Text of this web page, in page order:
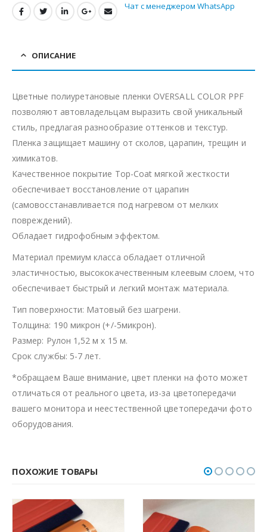
Чат с менеджером WhatsApp
ОПИСАНИЕ
Цветные полиуретановые пленки OVERSALL COLOR PPF
позволяют автовладельцам выразить свой уникальный
стиль, предлагая разнообразие оттенков и текстур.
Пленка защищает машину от сколов, царапин, трещин и
химикатов.
Качественное покрытие Top-Coat мягкой жесткости
обеспечивает восстановление от царапин
(самовосстанавливается под нагревом от мелких
повреждений).
Обладает гидрофобным эффектом.
Материал премиум класса обладает отличной
эластичностью, высококачественным клеевым слоем, что
обеспечивает быстрый и легкий монтаж материала.
Тип поверхности: Матовый без шагрени.
Толщина: 190 микрон (+/-5микрон).
Размер: Рулон 1,52 м х 15 м.
Срок службы: 5-7 лет.
*обращаем Ваше внимание, цвет пленки на фото может
отличаться от реального цвета, из-за цветопередачи
вашего монитора и неестественной цветопередачи фото
оборудования.
ПОХОЖИЕ ТОВАРЫ